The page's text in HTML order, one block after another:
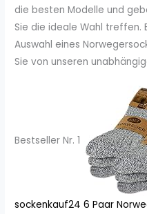
die besten Modelle und
Sie die ideale Wahl treffen.
Auswahl eines
Sie von unseren
Bestseller Nr. 1
sockenkauf24 6 Paar